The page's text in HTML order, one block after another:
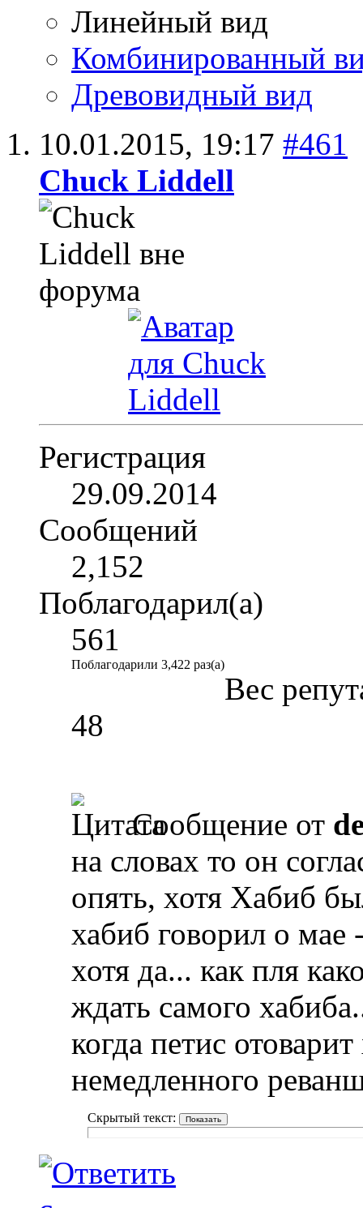
Линейный вид
Комбинированный
Древовидный вид
10.01.2015, 19:17 #461
Chuck Liddell
Регистрация
29.09.2014
Сообщений
2,152
Поблагодарил(а)
561
Поблагодарили 3,422 раз(а)
Вес
48
Сообщение от
на словах то он
опять, хотя Хабиб
хабиб говорил о мае
хотя да... как пля
ждать самого
когда петис
немедленного
Скрытый текст: